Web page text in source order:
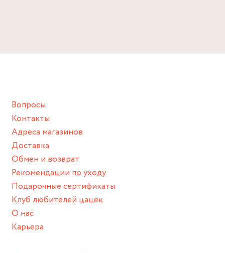
Снимайте ваше украшение перед купанием (и в море, и в
спортивный инвентарь).
Храните изделие в сухом месте.
Для надежного хранения мы доставляем все изделия в
нашей фирменной коробке или упаковке бренда.
Пожалуйста, используйте эту упаковку для хранения,
пока не носите украшение на себе.
Вопросы
Контакты
Адреса магазинов
Доставка
Обмен и возврат
Рекомендации по уходу
Подарочные сертификаты
Клуб любителей цацек
О нас
Карьера